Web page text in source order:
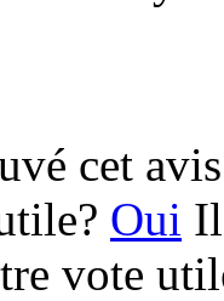
cet
Oui
vote